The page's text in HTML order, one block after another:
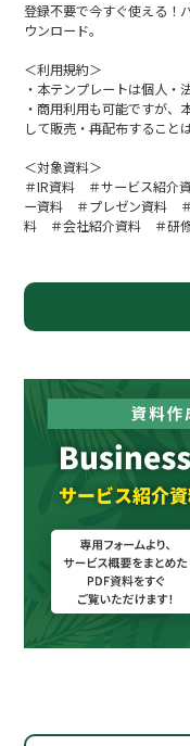
登録不要で今すぐ使える！
ウンロード。
＜利用規約＞
・本テンプレートは個人・
・商用利用も可能ですが、
して販売・再配布すること
＜対象資料＞
＃IR資料 ＃サービス紹介
ー資料 ＃プレゼン資料
料 ＃会社紹介資料 ＃研